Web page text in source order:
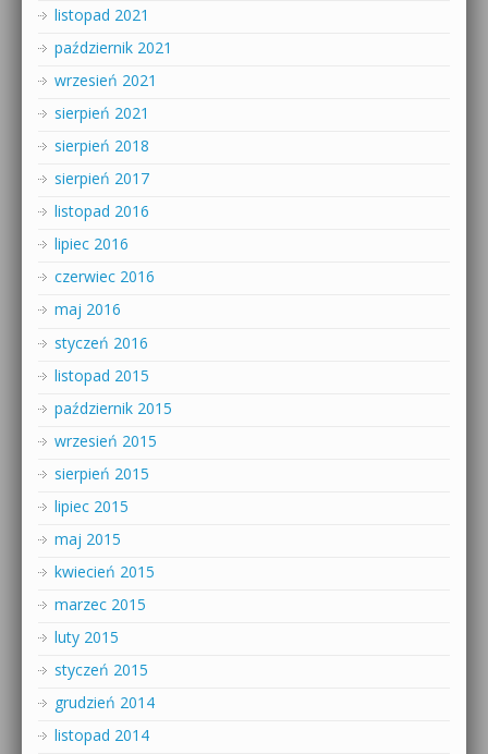
listopad 2021
październik 2021
wrzesień 2021
sierpień 2021
sierpień 2018
sierpień 2017
listopad 2016
lipiec 2016
czerwiec 2016
maj 2016
styczeń 2016
listopad 2015
październik 2015
wrzesień 2015
sierpień 2015
lipiec 2015
maj 2015
kwiecień 2015
marzec 2015
luty 2015
styczeń 2015
grudzień 2014
listopad 2014